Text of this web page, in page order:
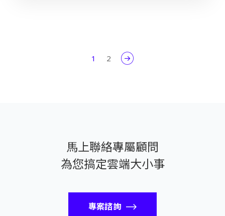
1 2
馬上聯絡專屬顧問
為您搞定雲端大小事
專案諮詢